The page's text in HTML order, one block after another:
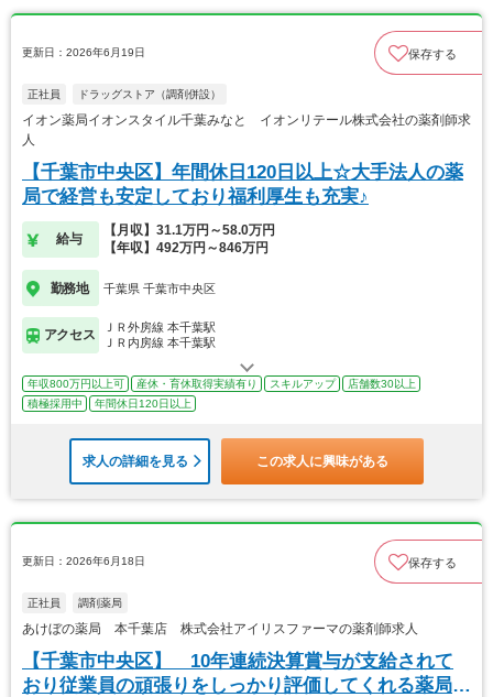
更新日：2026年6月19日 保存する
正社員 ドラッグストア（調剤併設）
イオン薬局イオンスタイル千葉みなと イオンリテール株式会社の薬剤師求
人
【千葉市中央区】年間休日120日以上☆大手法人の薬
局で経営も安定しており福利厚生も充実♪
給与
【月収】31.1万円～58.0万円
【年収】492万円～846万円
勤務地 千葉県 千葉市中央区
アクセス
ＪＲ外房線 本千葉駅
ＪＲ内房線 本千葉駅
年収800万円以上可 産休・育休取得実績有り スキルアップ
店舗数30以上
積極採用中
年間休日120日以上
求人の詳細を見る この求人に興味がある
更新日：2026年6月18日 保存する
正社員 調剤薬局
あけぼの薬局 本千葉店 株式会社アイリスファーマの薬剤師求人
【千葉市中央区】 10年連続決算賞与が支給されて
おり従業員の頑張りをしっかり評価してくれる薬局で